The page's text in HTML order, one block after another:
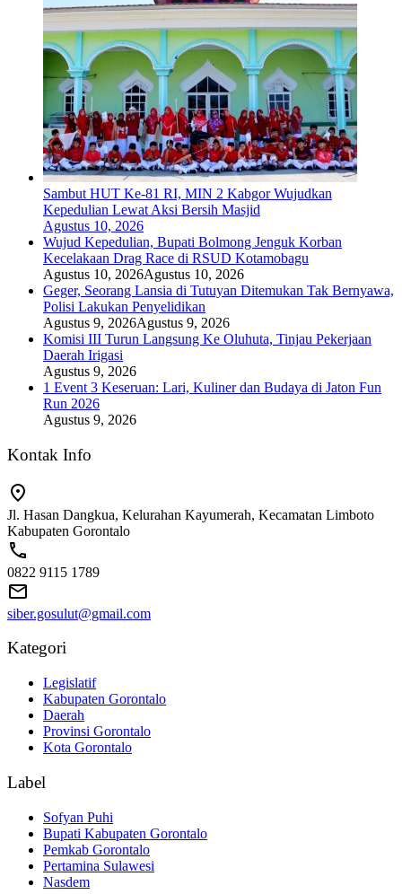
Sambut HUT Ke-81 RI, MIN 2 Kabgor Wujudkan
Kepedulian Lewat Aksi Bersih Masjid
Agustus 10, 2026
Wujud Kepedulian, Bupati Bolmong Jenguk Korban
Kecelakaan Drag Race di RSUD Kotamobagu
Agustus 10, 2026Agustus 10, 2026
Geger, Seorang Lansia di Tutuyan Ditemukan Tak Bernyawa,
Polisi Lakukan Penyelidikan
Agustus 9, 2026Agustus 9, 2026
Komisi III Turun Langsung Ke Oluhuta, Tinjau Pekerjaan
Daerah Irigasi
Agustus 9, 2026
1 Event 3 Keseruan: Lari, Kuliner dan Budaya di Jaton Fun
Run 2026
Agustus 9, 2026
Kontak Info
Jl. Hasan Dangkua, Kelurahan Kayumerah, Kecamatan Limboto
Kabupaten Gorontalo
0822 9115 1789
siber.gosulut@gmail.com
Kategori
Legislatif
Kabupaten Gorontalo
Daerah
Provinsi Gorontalo
Kota Gorontalo
Label
Sofyan Puhi
Bupati Kabupaten Gorontalo
Pemkab Gorontalo
Pertamina Sulawesi
Nasdem